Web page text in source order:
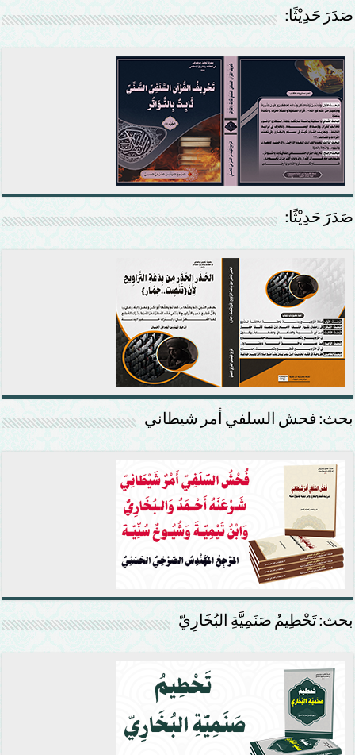
صَدَرَ حَدِيْثًا:
صَدَرَ حَدِيْثًا:
بحث: فحش السلفي أمر شيطاني
بحث: تَحْطِيمُ صَنَمِيَّةِ البُخَارِيّ